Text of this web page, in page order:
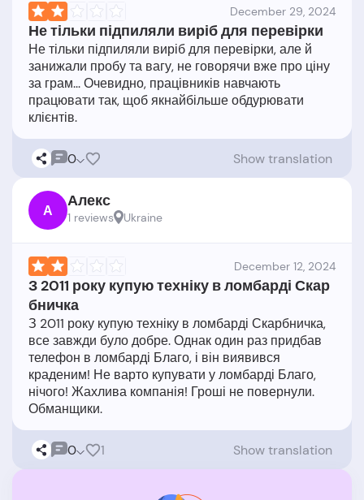
December 29, 2024
Не тільки підпиляли виріб для перевірки
Не тільки підпиляли виріб для перевірки, але й
занижали пробу та вагу, не говорячи вже про ціну
за грам... Очевидно, працівників навчають
працювати так, щоб якнайбільше обдурювати
0 Show translation
А Алекс
1 reviews Ukraine
December 12, 2024
З 2011 року купую техніку в ломбарді Скар
бничка
З 2011 року купую техніку в ломбарді Скарбничка,
все завжди було добре. Однак один раз придбав
телефон в ломбарді Благо, і він виявився
краденим! Не варто купувати у ломбарді Благо,
нічого! Жахлива компанія! Гроші не повернули.
0 1 Show translation